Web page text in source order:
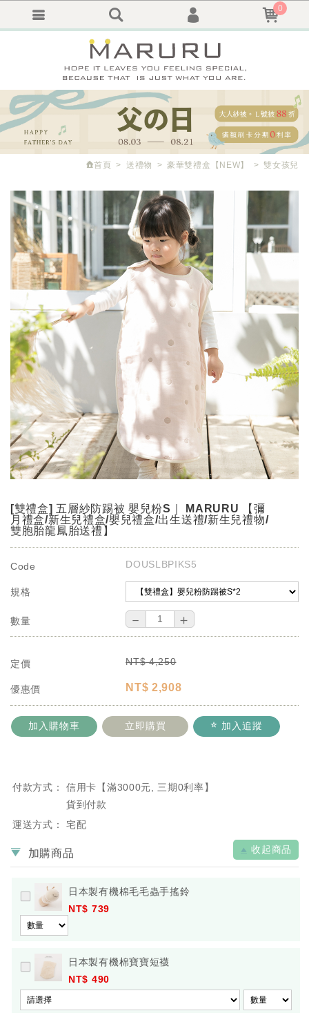
首頁 送禮物 豪華雙禮盒【NEW】 雙女孩兒
[雙禮盒] 五層紗防踢被 嬰兒粉S｜ MARURU 【彌
月禮盒/新生兒禮盒/嬰兒禮盒/出生送禮/新生兒禮物/
雙胞胎龍鳳胎送禮】
Code DOUSLBPIKS5
規格
數量 － ＋
定價 NT$ 4,250
優惠價 NT$ 2,908
加入購物車 立即購買 加入追蹤
付款方式：
信用卡【滿3000元, 三期0利率】
貨到付款
運送方式：
宅配
加購商品 收起商品
日本製有機棉毛毛蟲手搖鈴
NT$ 739
日本製有機棉寶寶短襪
NT$ 490
0
會員登入
會員註冊
忘記密碼
訂單查詢
追蹤清單
繁體中文